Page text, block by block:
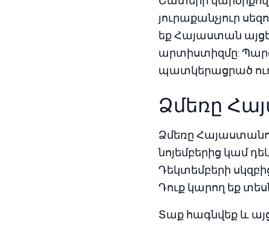
յուրաքանչյուր
եք Հայաստան
արտիստիզմը:
պատկերացրած
Ձմեռը
Ձմեռը
նոյեմբերից կամ
Դեկտեմբերի
Դուք կարող եք
Տաք հագնվեք և